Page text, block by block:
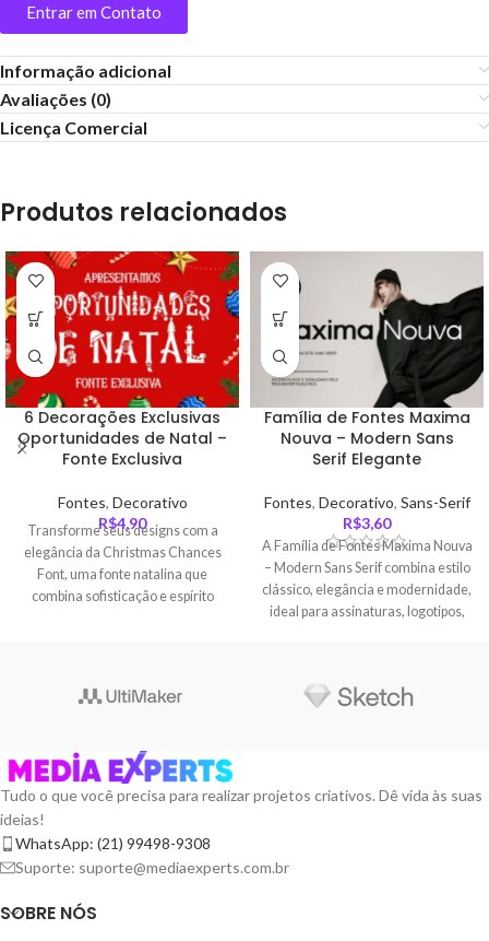
Entrar em Contato
Informação adicional
Avaliações (0)
Licença Comercial
Produtos relacionados
6 Decorações Exclusivas
Oportunidades de Natal –
Fonte Exclusiva
Fontes, Decorativo
R$4,90
Transforme seus designs com a
elegância da Christmas Chances
Font, uma fonte natalina que
combina sofisticação e espírito
Família de Fontes Maxima
Nouva – Modern Sans
Serif Elegante
Fontes, Decorativo, Sans-Serif
R$3,60
A Família de Fontes Maxima Nouva
– Modern Sans Serif combina estilo
clássico, elegância e modernidade,
ideal para assinaturas, logotipos,
Tudo o que você precisa para realizar projetos criativos. Dê vida às suas
ideias!
WhatsApp: (21) 99498-9308
Suporte: suporte@mediaexperts.com.br
SOBRE NÓS